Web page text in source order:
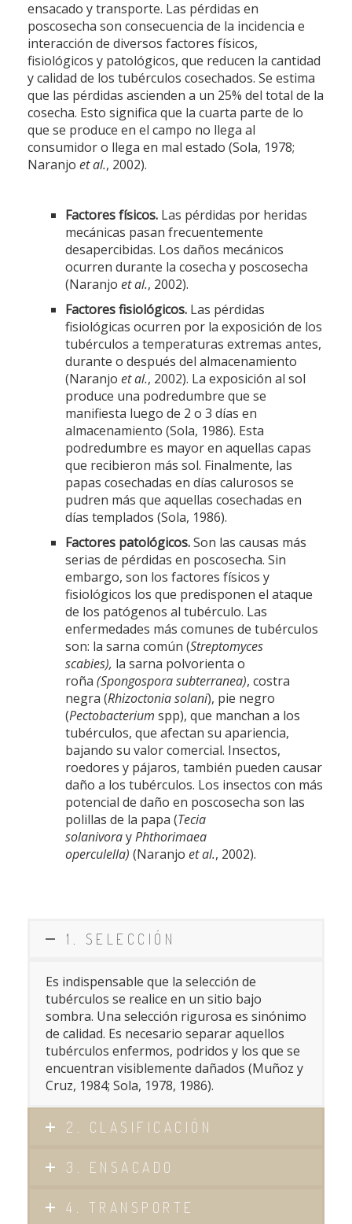
ensacado y transporte. Las pérdidas en
poscosecha son consecuencia de la incidencia e
interacción de diversos factores físicos,
fisiológicos y patológicos, que reducen la cantidad
y calidad de los tubérculos cosechados. Se estima
que las pérdidas ascienden a un 25% del total de la
cosecha. Esto significa que la cuarta parte de lo
que se produce en el campo no llega al
consumidor o llega en mal estado (Sola, 1978;
Naranjo et al., 2002).
Factores físicos. Las pérdidas por heridas
mecánicas pasan frecuentemente
desapercibidas. Los daños mecánicos
ocurren durante la cosecha y poscosecha
(Naranjo et al., 2002).
Factores fisiológicos. Las pérdidas
fisiológicas ocurren por la exposición de los
tubérculos a temperaturas extremas antes,
durante o después del almacenamiento
(Naranjo et al., 2002). La exposición al sol
produce una podredumbre que se
manifiesta luego de 2 o 3 días en
almacenamiento (Sola, 1986). Esta
podredumbre es mayor en aquellas capas
que recibieron más sol. Finalmente, las
papas cosechadas en días calurosos se
pudren más que aquellas cosechadas en
días templados (Sola, 1986).
Factores patológicos.Son las causas más
serias de pérdidas en poscosecha. Sin
embargo, son los factores físicos y
fisiológicos los que predisponen el ataque
de los patógenos al tubérculo. Las
enfermedades más comunes de tubérculos
son: la sarna común (Streptomyces
scabies), la sarna polvorienta o
roña (Spongospora subterranea), costra
negra (Rhizoctonia solani), pie negro
(Pectobacterium spp), que manchan a los
tubérculos, que afectan su apariencia,
bajando su valor comercial. Insectos,
roedores y pájaros, también pueden causar
daño a los tubérculos. Los insectos con más
potencial de daño en poscosecha son las
polillas de la papa (Tecia
solanivorayPhthorimaea
operculella) (Naranjo et al., 2002).
1. SELECCIÓN
Es indispensable que la selección de
tubérculos se realice en un sitio bajo
sombra. Una selección rigurosa es sinónimo
de calidad. Es necesario separar aquellos
tubérculos enfermos, podridos y los que se
encuentran visiblemente dañados (Muñoz y
Cruz, 1984; Sola, 1978, 1986).
2. CLASIFICACIÓN
3. ENSACADO
4. TRANSPORTE